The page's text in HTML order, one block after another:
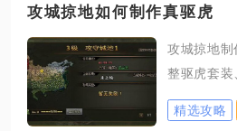
消耗就能稳
主线战斗
是所有玩
不会产出经
攻城掠地如何制作真驱虎
攻城掠地
整驱虎套装
驱虎图纸，
在套装合成
精选攻略